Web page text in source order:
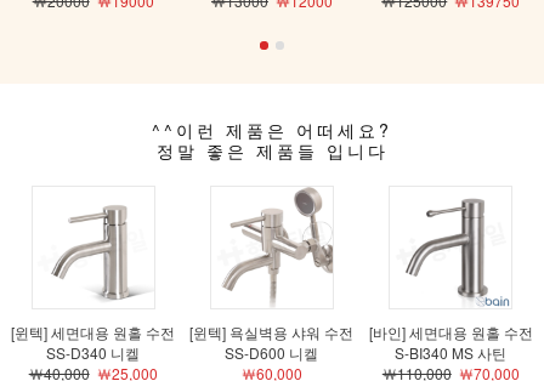
^^이런 제품은 어떠세요?
정말 좋은 제품들 입니다
[윈텍] 세면대용 원홀 수전
SS-D340 니켈
￦40,000￦25,000
[윈텍] 욕실벽용 샤워 수전
SS-D600 니켈
￦60,000
[바인] 세면대용 원홀 수전
S-BI340 MS 사틴
￦110,000￦70,000